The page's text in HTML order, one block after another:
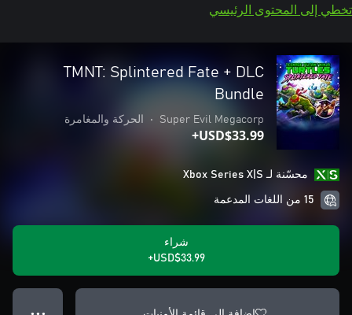
تخطي إلى المحتوى الرئيسي
TMNT: Splintered Fate + DLC
Bundle
Super Evil Megacorp
• الحركة والمغامرة
USD$33.99+
محسّنة لـ Xbox Series X|S
15 من اللغات المدعمة
شراء
USD$33.99+
● ● ●